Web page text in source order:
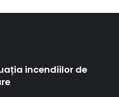
incendiilor de